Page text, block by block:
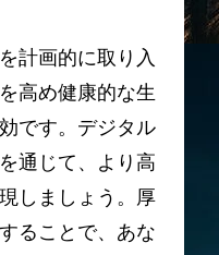
計画的に取り入
高め健康的な生
です。デジタル
通じて、より高
しましょう。厚
ることで、あな